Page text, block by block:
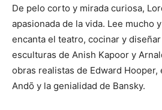
De pelo corto y mirada curiosa,
apasionada de la vida. Lee mucho
encanta el teatro, cocinar y
esculturas de Anish Kapoor y
obras realistas de Edward Hooper,
Andō y la genialidad de Bansky.